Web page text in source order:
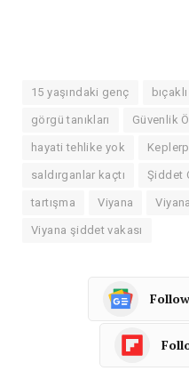
15 yaşındaki genç
görgü tanıkları Güvenlik
hayati tehlike yok
saldırganlar kaçtı Şiddet
tartışma Viyana
Viyana şiddet vakası